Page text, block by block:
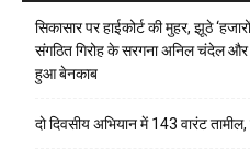
सिकासार पर हाईकोर्ट की मुहर, झूठे
संगठित गिरोह के सरगना अनिल चंदेल और
हुआ बेनकाब
दो दिवसीय अभियान में 143 वारंट